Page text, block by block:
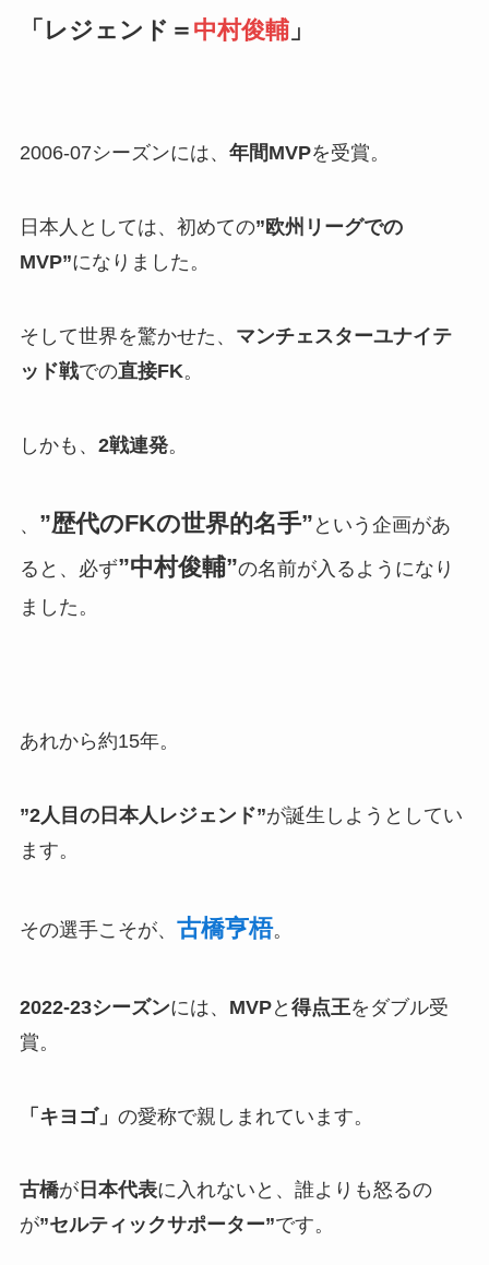
「レジェンド＝ 中村俊輔」
2006-07シーズンには、 年間MVPを受賞。
日本人としては、初めての”欧州リーグでの
MVP”になりました。
そして世界を驚かせた、 マンチェスターユナイテ
ッド戦での直接FK。
しかも、 2戦連発。
、 ”歴代のFKの世界的名手” という企画があ
ると、必ず”中村俊輔”の名前が入るようになり
ました。
あれから約15年。
”2人目の日本人レジェンド”が誕生しようとしてい
ます。
その選手こそが、 古橋亨梧。
2022-23シーズンには、 MVPと 得点王をダブル受
賞。
「キヨゴ」 の愛称で親しまれています。
古橋が日本代表に入れないと、誰よりも怒るの
が”セルティックサポーター”です。